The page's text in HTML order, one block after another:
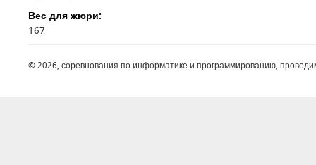
Вес для жюри:
167
© 2026, соревнования по информатике и программированию,